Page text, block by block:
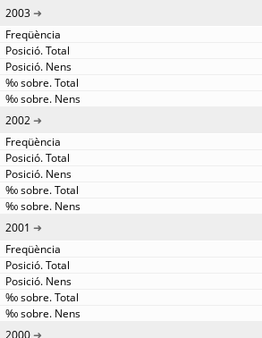
2003
2002
2001
2000